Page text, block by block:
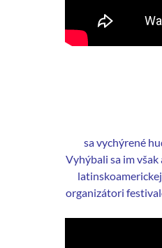
sa vychýrené
Vyhýbali sa im však
organizátori